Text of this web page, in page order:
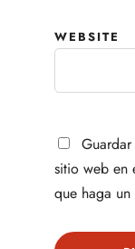
WEBSITE
sitio web en
que haga